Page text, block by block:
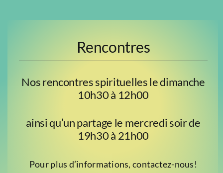
Rencontres
Nos rencontres spirituelles le dimanche
10h30 à 12h00
ainsi qu’un partage le mercredi soir de
19h30 à 21h00
Pour plus d’informations, contactez-nous!